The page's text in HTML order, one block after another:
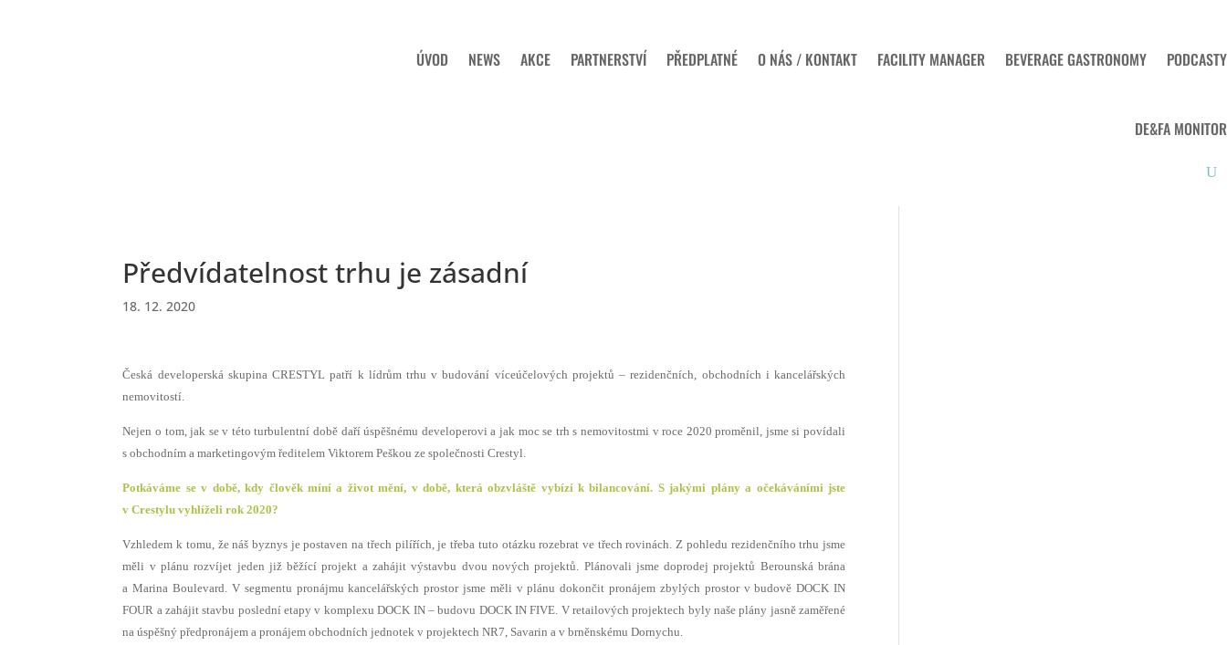
ÚVOD NEWS AKCE PARTNERSTVÍ PŘEDPLATNÉ O NÁS / KONTAKT FACILITY MANAGER BEVERAGE GASTRONOMY PODCASTY
DE&FA MONITOR
Předvídatelnost trhu je zásadní
18. 12. 2020
Česká developerská skupina CRESTYL patří k lídrům trhu v budování víceúčelových projektů – rezidenčních, obchodních i kancelářských
nemovitostí.
Nejen o tom, jak se v této turbulentní době daří úspěšnému developerovi a jak moc se trh s nemovitostmi v roce 2020 proměnil, jsme si povídali
s obchodním a marketingovým ředitelem Viktorem Peškou ze společnosti Crestyl.
Potkáváme se v době, kdy člověk míní a život mění, v době, která obzvláště vybízí k bilancování. S jakými plány a očekáváními jste
v Crestylu vyhlíželi rok 2020?
Vzhledem k tomu, že náš byznys je postaven na třech pilířích, je třeba tuto otázku rozebrat ve třech rovinách. Z pohledu rezidenčního trhu jsme
měli v plánu rozvíjet jeden již běžící projekt a zahájit výstavbu dvou nových projektů. Plánovali jsme doprodej projektů Berounská brána
a Marina Boulevard. V segmentu pronájmu kancelářských prostor jsme měli v plánu dokončit pronájem zbylých prostor v budově DOCK IN
FOUR a zahájit stavbu poslední etapy v komplexu DOCK IN – budovu DOCK IN FIVE. V retailových projektech byly naše plány jasně zaměřené
na úspěšný předpronájem a pronájem obchodních jednotek v projektech NR7, Savarin a v brněnskému Dornychu.